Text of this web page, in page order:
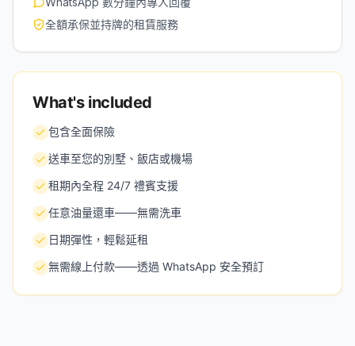
全額承保並持牌的租賃服務
What's included
包含全面保險
送車至您的別墅、飯店或機場
租期內全程 24/7 禮賓支援
任意油量還車——無需洗車
日期彈性，輕鬆延租
無需線上付款——透過 WhatsApp 安全預訂